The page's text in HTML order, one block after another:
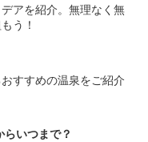
アを紹介。無理なく無
う！
すすめの温泉をご紹介
いつまで？